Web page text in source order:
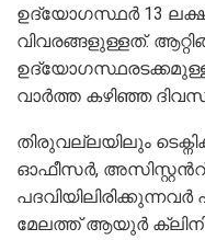
ഉദ്യോഗസ്ഥര്‍ 13
വിവരങ്ങളുള്ളത്.
വാര്‍ത്ത കഴിഞ്ഞ
തിരുവല്ലയിലും
ഓഫീസര്‍,
മേലത്ത് ആയുര്‍